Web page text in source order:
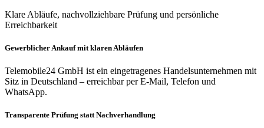
Klare Abläufe, nachvollziehbare Prüfung und persönliche
Erreichbarkeit
Gewerblicher Ankauf mit klaren Abläufen
Telemobile24 GmbH ist ein eingetragenes Handelsunternehmen mit
Sitz in Deutschland – erreichbar per E-Mail, Telefon und
WhatsApp.
Transparente Prüfung statt Nachverhandlung